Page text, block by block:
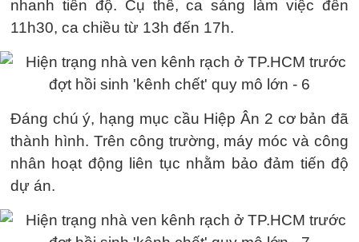
nhanh tiến độ. Cụ thể, ca sáng làm việc đến
11h30, ca chiều từ 13h đến 17h.
Đáng chú ý, hạng mục cầu Hiệp Ân 2 cơ bản đã
thành hình. Trên công trường, máy móc và công
nhân hoạt động liên tục nhằm bảo đảm tiến độ
dự án.